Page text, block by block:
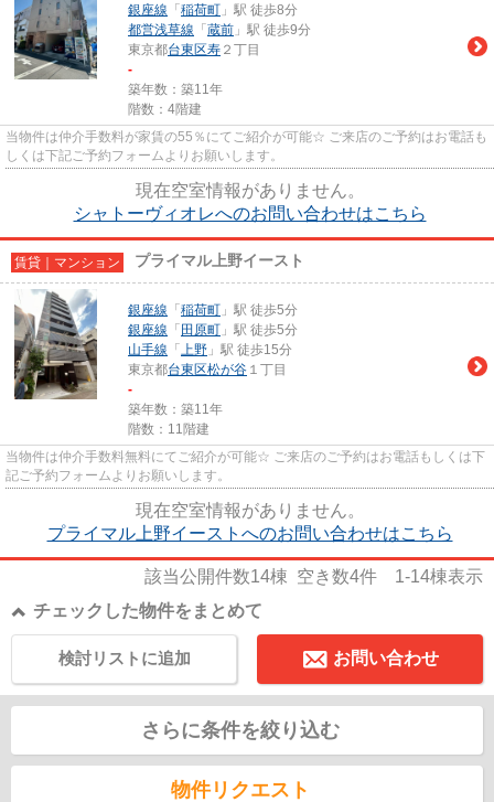
銀座線 「 稲荷町 」駅 徒歩8分
都営浅草線 「 蔵前 」駅 徒歩9分
東京都台東区寿 ２丁目
-
築年数：築11年
階数：4階建
当物件は仲介手数料が家賃の55％にてご紹介が可能☆ ご来店のご予約はお電話も
しくは下記ご予約フォームよりお願いします。
現在空室情報がありません。
シャトーヴィオレへのお問い合わせはこちら
賃貸｜マンション プライマル上野イースト
銀座線 「 稲荷町 」駅 徒歩5分
銀座線 「 田原町 」駅 徒歩5分
山手線 「 上野 」駅 徒歩15分
東京都台東区松が谷 １丁目
-
築年数：築11年
階数：11階建
当物件は仲介手数料無料にてご紹介が可能☆ ご来店のご予約はお電話もしくは下
記ご予約フォームよりお願いします。
現在空室情報がありません。
プライマル上野イーストへのお問い合わせはこちら
該当公開件数14棟 空き数4件 1-14棟表示
チェックした物件をまとめて
お問い合わせ
検討リストに追加
さらに条件を絞り込む
物件リクエスト